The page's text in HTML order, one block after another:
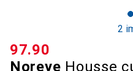
2
Noreve Housse
CHF
97.90